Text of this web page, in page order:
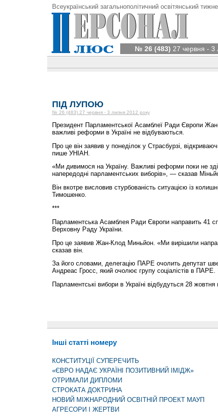
Всеукраїнський загальнополітичний освітянський
№ 26 (483) 27 червня - 3
ПІД ЛУПОЮ
№ 26 (483) 27 червня - 3 липня 2012 року
Президент Парламентської Асамблеї Ради Європи
важливі реформи в Україні не відбуваються.
Про це він заявив у понеділок у Страсбурзі,
пише УНІАН.
«Ми дивимося на Україну. Важливі реформи поки не
напередодні парламентських виборів», — сказав
Він вкотре висловив стурбованість ситуацією із
Тимошенко.
***
Парламентська Асамблея Ради Європи направить 41
Верховну Раду України.
Про це заявив Жан-Клод Миньйон. «Ми вирішили
сказав він.
За його словами, делегацію ПАРЕ очолить депутат
Андреас Гросс, який очолює групу соціалістів в ПАРЕ.
Парламентські вибори в Україні відбудуться 28 жовтня
Інші статті номеру
КОНСТИТУЦІЇ СУПЕРЕЧИТЬ
«ЄВРО НАДАЄ УКРАЇНІ ПОЗИТИВНИЙ ІМІДЖ»
ОТРИМАЛИ ДИПЛОМИ
СТРОКАТА ДОКТРИНА
НОВИЙ МІЖНАРОДНИЙ ОСВІТНІЙ ПРОЕКТ МАУП
АГРЕСОРИ І ЖЕРТВИ